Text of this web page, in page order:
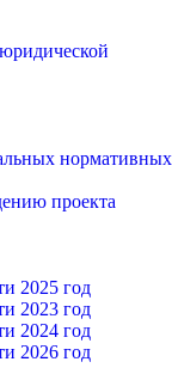
нормативных
проекта
2025 год
2023 год
2024 год
2026 год